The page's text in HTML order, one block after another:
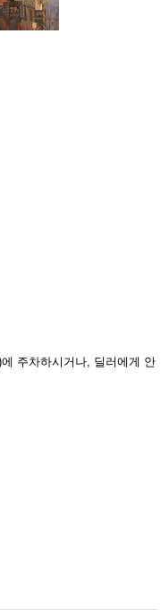
주차하시거나, 딜러에게 안